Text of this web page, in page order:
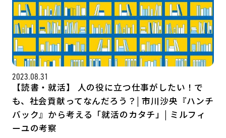
記事一覧
2023.08.31
【読書・就活】 人の役に立つ仕事がしたい！で
も、社会貢献ってなんだろう？| 市川沙央『ハンチ
バック』から考える「就活のカタチ」| ミルフィ
ーユの考察